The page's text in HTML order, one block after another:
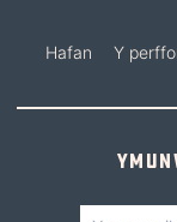
Hafan Y